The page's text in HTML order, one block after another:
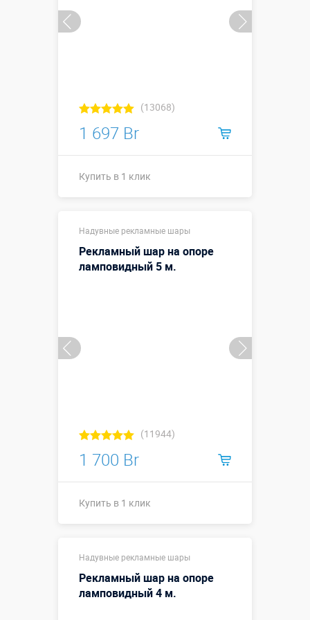
(13068)
1 697 Br
Купить в 1 клик
Больше деталей →
Смотреть видео
Надувные рекламные шары
Рекламный шар на опоре
ламповидный 5 м.
(11944)
1 700 Br
Купить в 1 клик
Больше деталей →
Смотреть видео
Надувные рекламные шары
Рекламный шар на опоре
ламповидный 4 м.